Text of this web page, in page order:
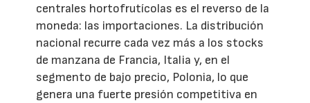
centrales hortofrutícolas es el reverso de la
moneda: las importaciones. La distribución
nacional recurre cada vez más a los stocks
de manzana de Francia, Italia y, en el
segmento de bajo precio, Polonia, lo que
genera una fuerte presión competitiva en